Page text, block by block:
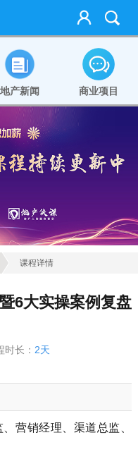
地产新闻 商业项目
课程详情
6大实操案例复盘
长： 2天
营销经理、渠道总监、